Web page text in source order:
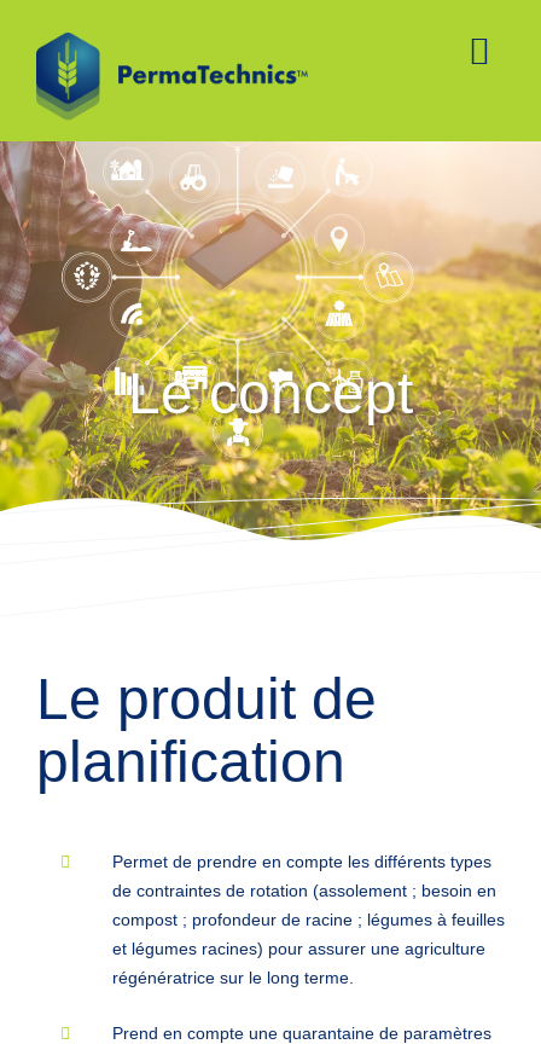
Le concept
planification
Permet de prendre en compte les différents types
de contraintes de rotation (assolement ; besoin en
compost ; profondeur de racine ; légumes à feuilles
et légumes racines) pour assurer une agriculture
régénératrice sur le long terme.
Prend en compte une quarantaine de paramètres